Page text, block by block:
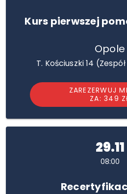
Kurs pierwszej
Opole
T. Kościuszki 14
ZAREZERWUJ
ZA: 349
29.11
08:00